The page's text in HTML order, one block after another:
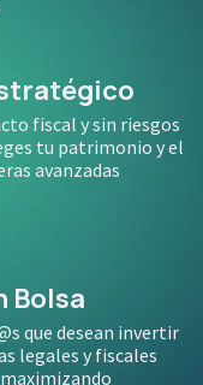
fiscal y sin riesgos
tu patrimonio y el
avanzadas
Bolsa
que desean invertir
legales y fiscales